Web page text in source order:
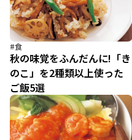
#食
秋の味覚をふんだんに!「き
のこ」を2種類以上使った
ご飯5選